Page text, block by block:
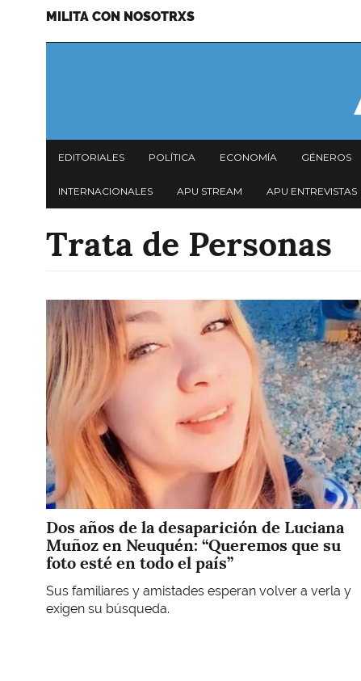
Menu
MILITA CON NOSOTRXS
Navegación
principal
EDITORIALES POLÍTICA ECONOMÍA GÉNEROS
INTERNACIONALES APU STREAM APU ENTREVISTAS
Trata de Personas
Imagen
Dos años de la desaparición de Luciana
Muñoz en Neuquén: “Queremos que su
foto esté en todo el país”
Sus familiares y amistades esperan volver a verla y
exigen su búsqueda.